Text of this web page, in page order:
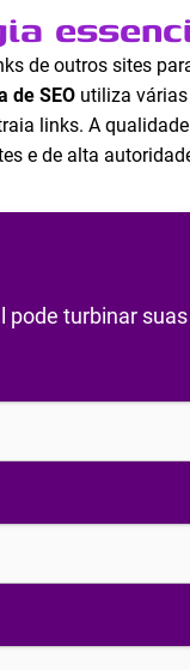
de outros sites
de SEO utiliza
links. A
e de alta
pode turbinar